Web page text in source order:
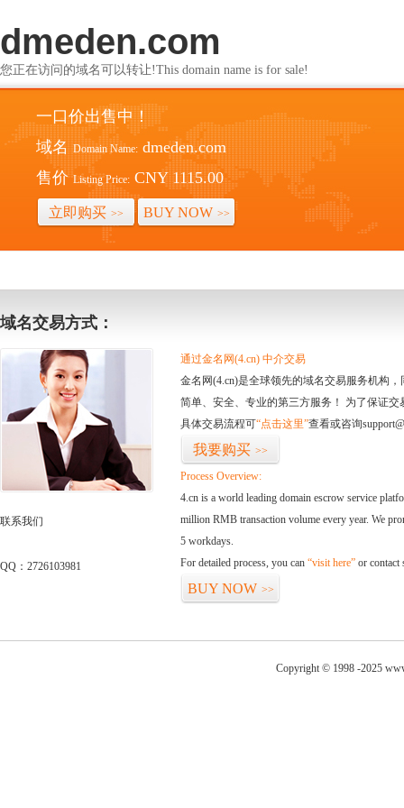
dmeden.com
您正在访问的域名可以转让!This domain name is for sale!
一口价出售中！
域名 Domain Name: dmeden.com
售价 Listing Price: CNY 1115.00
立即购买 >> BUY NOW >>
域名交易方式：
联系我们
QQ：2726103981
通过金名网(4.cn) 中介交易
金名网(4.cn)是全球领先的域名交易服务机构
简单、安全、专业的第三方服务！ 为了保证
具体交易流程可“点击这里”查看或咨询
我要购买 >>
Process Overview:
4.cn is a world leading domain escrow service
million RMB transaction volume every year. We
5 workdays.
For detailed process, you can “visit here” or contact
BUY NOW >>
Copyright © 1998 -2025